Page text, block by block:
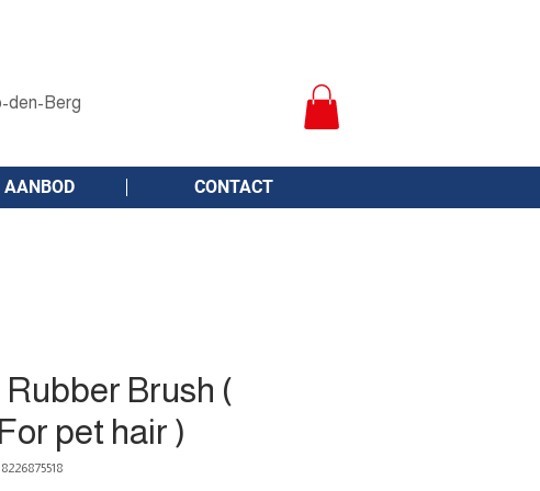
den-Berg
AANBOD CONTACT
Brush (
pet hair )